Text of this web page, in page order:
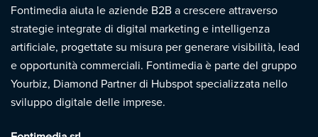
Fontimedia aiuta le aziende B2B a crescere attraverso
strategie integrate di digital marketing e intelligenza
artificiale, progettate su misura per generare visibilità, lead
e opportunità commerciali. Fontimedia è parte del gruppo
Yourbiz, Diamond Partner di Hubspot specializzata nello
sviluppo digitale delle imprese.